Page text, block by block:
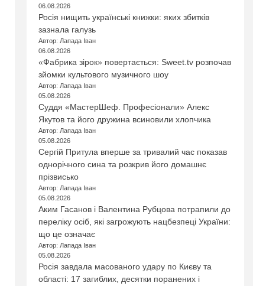
06.08.2026
Росія нищить українські книжки: яких збитків
зазнала галузь
Автор: Лапада Іван
06.08.2026
«Фабрика зірок» повертається: Sweet.tv розпочав
зйомки культового музичного шоу
Автор: Лапада Іван
05.08.2026
Суддя «МастерШеф. Професіонали» Алекс
Якутов та його дружина всиновили хлопчика
Автор: Лапада Іван
05.08.2026
Сергій Притула вперше за тривалий час показав
однорічного сина та розкрив його домашнє
прізвисько
Автор: Лапада Іван
05.08.2026
Аким Гасанов і Валентина Рубцова потрапили до
переліку осіб, які загрожують нацбезпеці України:
що це означає
Автор: Лапада Іван
05.08.2026
Росія завдала масованого удару по Києву та
області: 17 загиблих, десятки поранених і